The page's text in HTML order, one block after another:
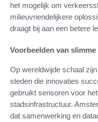
het mogelijk om
milieuvriendelijkere
draagt bij aan een betere
Voorbeelden van
Op wereldwijde schaal
steden die innovaties
gebruikt sensoren voor
stadsinfrastructuur.
dat samenwerking en